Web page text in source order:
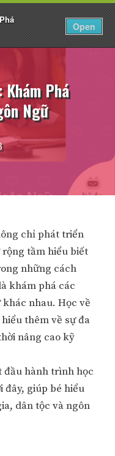
Open
nhập VI
Khám Phá
Ngữ
chỉ phát triển
tầm hiểu biết
những cách
khám phá các
nhau. Học về
thêm về sự đa
nâng cao kỹ
đầu hành trình học
đây, giúp bé hiểu
dân tộc và ngôn